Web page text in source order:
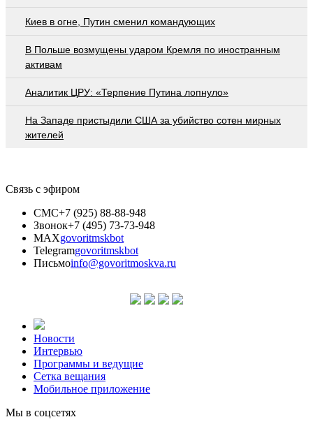
Киев в огне, Путин сменил командующих
В Польше возмущены ударом Кремля по иностранным
активам
Аналитик ЦРУ: «Терпение Путина лопнуло»
На Западе пристыдили США за убийство сотен мирных
жителей
Связь с эфиром
СМС+7 (925) 88-88-948
Звонок+7 (495) 73-73-948
MAXgovoritmskbot
Telegramgovoritmskbot
Письмоinfo@govoritmoskva.ru
Новости
Интервью
Программы и ведущие
Сетка вещания
Мобильное приложение
Мы в соцсетях